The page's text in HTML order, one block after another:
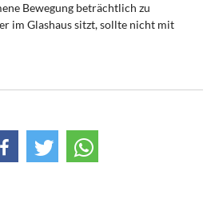
Bewegung beträchtlich zu
im Glashaus sitzt, sollte nicht mit